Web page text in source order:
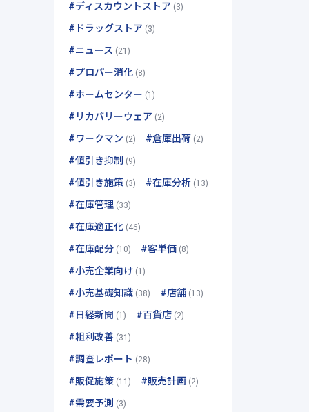
#ディスカウントストア (3)
#ドラッグストア (3)
#ニュース (21)
#プロパー消化(8)
#ホームセンター (1)
#リカバリーウェア (2)
#ワークマン (2) #倉庫出荷 (2)
#値引き抑制 (9)
#値引き施策(3) #在庫分析(13)
#在庫管理(33)
#在庫適正化(46)
#在庫配分(10) #客単価(8)
#小売企業向け(1)
#小売基礎知識(38) #店舗(13)
#日経新聞 (1) #百貨店(2)
#粗利改善 (31)
#調査レポート (28)
#販促施策(11) #販売計画 (2)
#需要予測 (3)